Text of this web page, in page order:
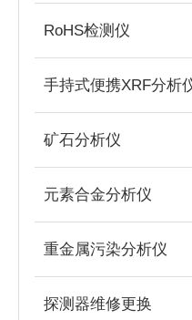
RoHS检测仪
手持式便携XRF分析
矿石分析仪
元素合金分析仪
重金属污染分析仪
探测器维修更换